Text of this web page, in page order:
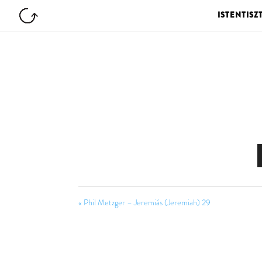
« Phil Metzger – Jeremiás (Jeremiah) 29